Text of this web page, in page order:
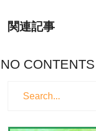
関連記事
NO CONTENTS